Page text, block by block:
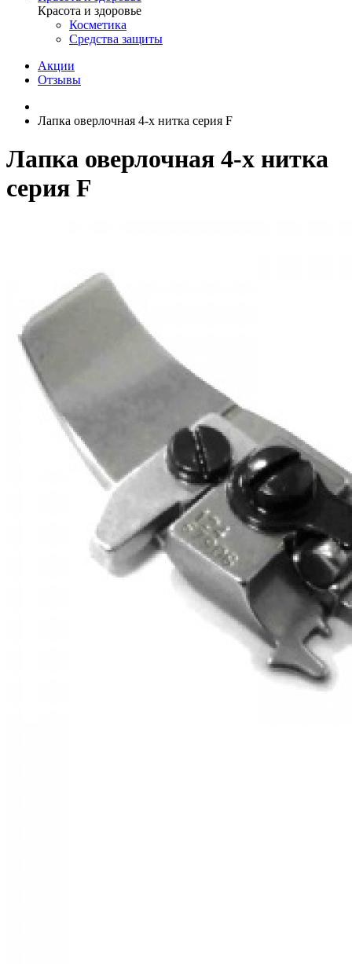
Красота и здоровье
Косметика
Средства защиты
Акции
Отзывы
Лапка оверлочная 4-х нитка серия F
Лапка оверлочная 4-х нитка
серия F